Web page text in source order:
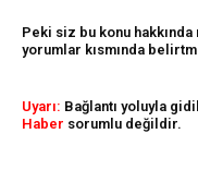
Peki siz bu konu
yorumlar kısmında
Uyarı: Bağlantı yoluyla
Haber sorumlu değildir.